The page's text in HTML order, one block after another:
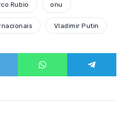
Rubio onu
Vladimir Putin